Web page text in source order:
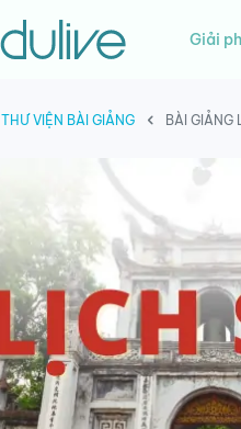
Giải
THƯ VIỆN BÀI GIẢNG BÀI GIẢNG